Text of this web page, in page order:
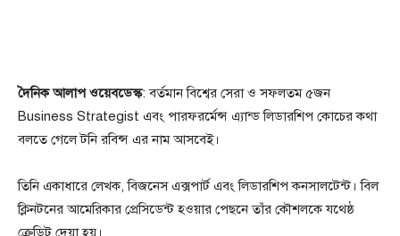
দৈনিক আলাপ ওয়েবডেস্ক:‌ বর্তমান বিশ্বের সেরা ও সফলতম ৫জন
Business Strategist এবং পারফরর্মেন্স এ্যান্ড লিডারশিপ কোচের কথা
বলতে গেলে টনি রবিন্স এর নাম আসবেই।
তিনি একাধারে লেখক, বিজনেস এক্সপার্ট এবং লিডারশিপ কনসালটেন্ট। বিল
ক্লিনটনের আমেরিকার প্রেসিডেন্ট হওয়ার পেছনে তাঁর কৌশলকে যথেষ্ঠ
ক্রেডিট দেয়া হয়।